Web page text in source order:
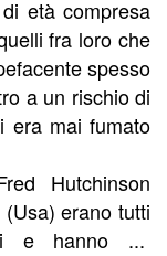
età compresa
fra loro che
spesso
a un rischio di
era mai fumato
Hutchinson
erano tutti
e hanno ...